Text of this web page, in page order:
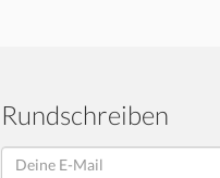
Rundschreiben